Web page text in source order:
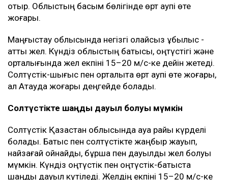
отыр. Облыстың басым бөлігінде өрт қаупі өте
жоғары.
Маңғыстау облысында негізгі қолайсыз құбылыс -
қатты жел. Күндіз облыстың батысы, оңтүстігі және
орталығында жел екпіні 15–20 м/с-ке дейін жетеді.
Солтүстік-шығыс пен орталықта өрт қаупі өте жоғары,
ал Ақтауда жоғары деңгейде болады.
Солтүстікте шаңды дауыл болуы мүмкін
Солтүстік Қазақстан облысында ауа райы күрделі
болады. Батыс пен солтүстікте жаңбыр жауып,
найзағай ойнайды, бұршақ пен дауылды жел болуы
мүмкін. Күндіз оңтүстік пен оңтүстік-батыста
шаңды дауыл күтіледі. Желдің екпіні 15–20 м/с-ке